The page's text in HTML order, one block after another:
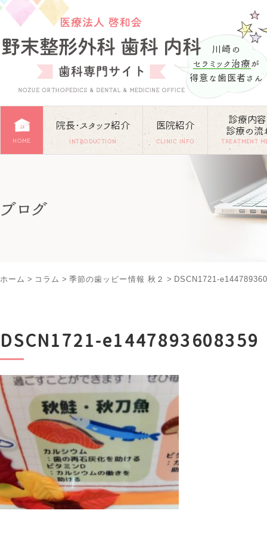
川崎の
セラミック治療 が
得意な歯医者さん
HOME
院長･スタッフ紹介
INTRODUCTION
医院紹介
CLINIC INFO
診療内
診療の流
TREATMENT
ブログ
ホーム > コラム >季節の歯ッピー情報 秋２ > DSCN1721-
DSCN1721-e1447893608359